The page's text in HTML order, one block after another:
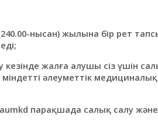
нысан) жылына бір рет
кезінде жалға алушы сіз үшін
әлеуметтік
парақшада салық салу және